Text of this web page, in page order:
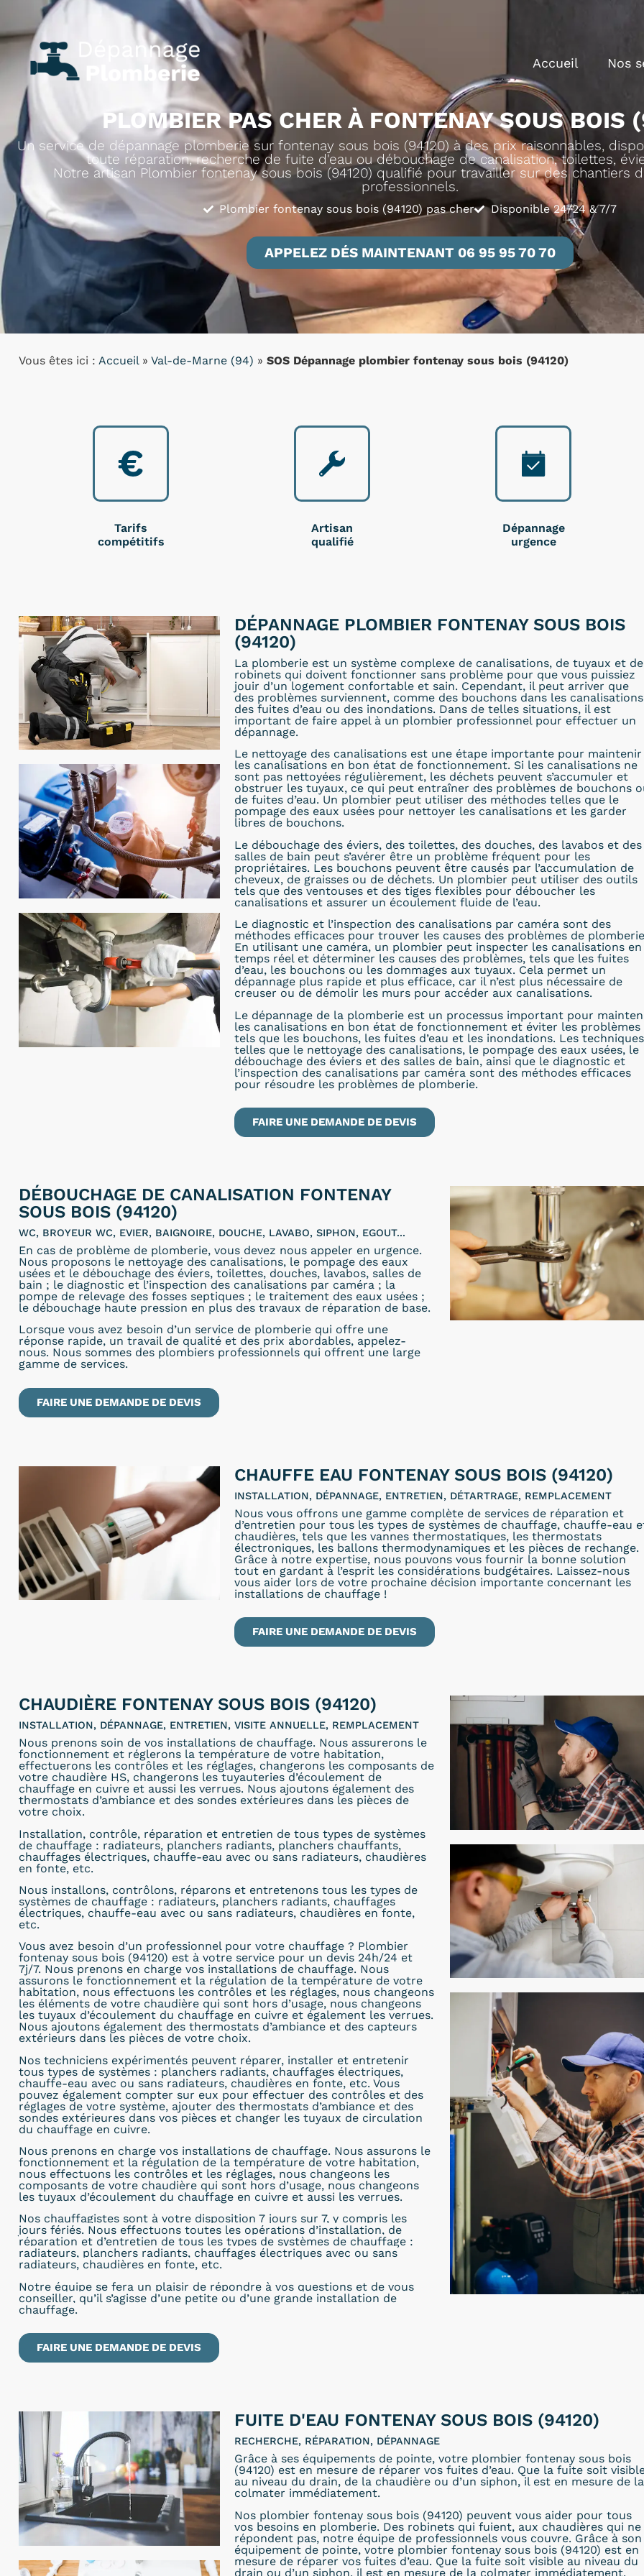
Accueil Nos
PLOMBIER PAS CHER À FONTENAY SOUS BOIS
Un service de dépannage plomberie sur fontenay sous bois (94120) à des prix raisonnables,
toute réparation, recherche de fuite d'eau ou débouchage de canalisation, toilettes,
Notre artisan Plombier fontenay sous bois (94120) qualifié pour travailler sur des chantiers
professionnels.
Plombier fontenay sous bois (94120) pas cher Disponible 24/24 & 7/7
APPELEZ DÉS MAINTENANT 06 95 95 70 70
Vous êtes ici : Accueil» Val-de-Marne (94) » SOS Dépannage plombier fontenay sous bois (94120)
Tarifs
compétitifs
Artisan
qualifié
Dépannage
urgence
DÉPANNAGE PLOMBIER FONTENAY SOUS BOIS
(94120)
La plomberie est un système complexe de canalisations, de tuyaux et de
robinets qui doivent fonctionner sans problème pour que vous puissiez
jouir d’un logement confortable et sain. Cependant, il peut arriver que
des problèmes surviennent, comme des bouchons dans les
des fuites d’eau ou des inondations. Dans de telles situations, il est
important de faire appel à un plombier professionnel pour effectuer un
dépannage.
Le nettoyage des canalisations est une étape importante pour maintenir
les canalisations en bon état de fonctionnement. Si les canalisations ne
sont pas nettoyées régulièrement, les déchets peuvent s’accumuler et
obstruer les tuyaux, ce qui peut entraîner des problèmes de bouchons
de fuites d’eau. Un plombier peut utiliser des méthodes telles que le
pompage des eaux usées pour nettoyer les canalisations et les garder
libres de bouchons.
Le débouchage des éviers, des toilettes, des douches, des lavabos et des
salles de bain peut s’avérer être un problème fréquent pour les
propriétaires. Les bouchons peuvent être causés par l’accumulation de
cheveux, de graisses ou de déchets. Un plombier peut utiliser des outils
tels que des ventouses et des tiges flexibles pour déboucher les
canalisations et assurer un écoulement fluide de l’eau.
Le diagnostic et l’inspection des canalisations par caméra sont des
méthodes efficaces pour trouver les causes des problèmes de
En utilisant une caméra, un plombier peut inspecter les canalisations en
temps réel et déterminer les causes des problèmes, tels que les fuites
d’eau, les bouchons ou les dommages aux tuyaux. Cela permet un
dépannage plus rapide et plus efficace, car il n’est plus nécessaire de
creuser ou de démolir les murs pour accéder aux canalisations.
Le dépannage de la plomberie est un processus important pour
les canalisations en bon état de fonctionnement et éviter les problèmes
tels que les bouchons, les fuites d’eau et les inondations. Les techniques
telles que le nettoyage des canalisations, le pompage des eaux usées, le
débouchage des éviers et des salles de bain, ainsi que le diagnostic et
l’inspection des canalisations par caméra sont des méthodes efficaces
pour résoudre les problèmes de plomberie.
FAIRE UNE DEMANDE DE DEVIS
DÉBOUCHAGE DE CANALISATION FONTENAY
SOUS BOIS (94120)
WC, BROYEUR WC, EVIER, BAIGNOIRE, DOUCHE, LAVABO, SIPHON, EGOUT...
En cas de problème de plomberie, vous devez nous appeler en urgence.
Nous proposons le nettoyage des canalisations, le pompage des eaux
usées et le débouchage des éviers, toilettes, douches, lavabos, salles de
bain ; le diagnostic et l’inspection des canalisations par caméra ; la
pompe de relevage des fosses septiques ; le traitement des eaux usées ;
le débouchage haute pression en plus des travaux de réparation de base.
Lorsque vous avez besoin d’un service de plomberie qui offre une
réponse rapide, un travail de qualité et des prix abordables, appelez-
nous. Nous sommes des plombiers professionnels qui offrent une large
gamme de services.
FAIRE UNE DEMANDE DE DEVIS
CHAUFFE EAU FONTENAY SOUS BOIS (94120)
INSTALLATION, DÉPANNAGE, ENTRETIEN, DÉTARTRAGE, REMPLACEMENT
Nous vous offrons une gamme complète de services de réparation et
d’entretien pour tous les types de systèmes de chauffage, chauffe-eau
chaudières, tels que les vannes thermostatiques, les thermostats
électroniques, les ballons thermodynamiques et les pièces de rechange.
Grâce à notre expertise, nous pouvons vous fournir la bonne solution
tout en gardant à l’esprit les considérations budgétaires. Laissez-nous
vous aider lors de votre prochaine décision importante concernant les
installations de chauffage !
FAIRE UNE DEMANDE DE DEVIS
CHAUDIÈRE FONTENAY SOUS BOIS (94120)
INSTALLATION, DÉPANNAGE, ENTRETIEN, VISITE ANNUELLE, REMPLACEMENT
Nous prenons soin de vos installations de chauffage. Nous assurerons le
fonctionnement et réglerons la température de votre habitation,
effectuerons les contrôles et les réglages, changerons les composants de
votre chaudière HS, changerons les tuyauteries d’écoulement de
chauffage en cuivre et aussi les verrues. Nous ajoutons également des
thermostats d’ambiance et des sondes extérieures dans les pièces de
votre choix.
Installation, contrôle, réparation et entretien de tous types de systèmes
de chauffage : radiateurs, planchers radiants, planchers chauffants,
chauffages électriques, chauffe-eau avec ou sans radiateurs, chaudières
en fonte, etc.
Nous installons, contrôlons, réparons et entretenons tous les types de
systèmes de chauffage : radiateurs, planchers radiants, chauffages
électriques, chauffe-eau avec ou sans radiateurs, chaudières en fonte,
etc.
Vous avez besoin d’un professionnel pour votre chauffage ? Plombier
fontenay sous bois (94120) est à votre service pour un devis 24h/24 et
7j/7. Nous prenons en charge vos installations de chauffage. Nous
assurons le fonctionnement et la régulation de la température de votre
habitation, nous effectuons les contrôles et les réglages, nous changeons
les éléments de votre chaudière qui sont hors d’usage, nous changeons
les tuyaux d’écoulement du chauffage en cuivre et également les verrues.
Nous ajoutons également des thermostats d’ambiance et des capteurs
extérieurs dans les pièces de votre choix.
Nos techniciens expérimentés peuvent réparer, installer et entretenir
tous types de systèmes : planchers radiants, chauffages électriques,
chauffe-eau avec ou sans radiateurs, chaudières en fonte, etc. Vous
pouvez également compter sur eux pour effectuer des contrôles et des
réglages de votre système, ajouter des thermostats d’ambiance et des
sondes extérieures dans vos pièces et changer les tuyaux de circulation
du chauffage en cuivre.
Nous prenons en charge vos installations de chauffage. Nous assurons le
fonctionnement et la régulation de la température de votre habitation,
nous effectuons les contrôles et les réglages, nous changeons les
composants de votre chaudière qui sont hors d’usage, nous changeons
les tuyaux d’écoulement du chauffage en cuivre et aussi les verrues.
Nos chauffagistes sont à votre disposition 7 jours sur 7, y compris les
jours fériés. Nous effectuons toutes les opérations d’installation, de
réparation et d’entretien de tous les types de systèmes de chauffage :
radiateurs, planchers radiants, chauffages électriques avec ou sans
radiateurs, chaudières en fonte, etc.
Notre équipe se fera un plaisir de répondre à vos questions et de vous
conseiller, qu’il s’agisse d’une petite ou d’une grande installation de
chauffage.
FAIRE UNE DEMANDE DE DEVIS
FUITE D'EAU FONTENAY SOUS BOIS (94120)
RECHERCHE, RÉPARATION, DÉPANNAGE
Grâce à ses équipements de pointe, votre plombier fontenay sous bois
(94120) est en mesure de réparer vos fuites d’eau. Que la fuite soit
au niveau du drain, de la chaudière ou d’un siphon, il est en mesure de la
colmater immédiatement.
Nos plombier fontenay sous bois (94120) peuvent vous aider pour tous
vos besoins en plomberie. Des robinets qui fuient, aux chaudières qui ne
répondent pas, notre équipe de professionnels vous couvre. Grâce à son
équipement de pointe, votre plombier fontenay sous bois (94120) est en
mesure de réparer vos fuites d’eau. Que la fuite soit visible au niveau du
drain ou d’un siphon, il est en mesure de la colmater immédiatement.